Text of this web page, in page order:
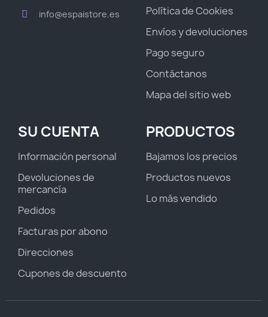
info@espaistore.es
Política de Cookies
Envíos y devoluciones
Pago seguro
Contáctanos
Mapa del sitio web
SU CUENTA
Información personal
Devoluciones de
mercancía
Pedidos
Facturas por abono
Direcciones
Cupones de descuento
PRODUCTOS
Bajamos los precios
Productos nuevos
Lo más vendido